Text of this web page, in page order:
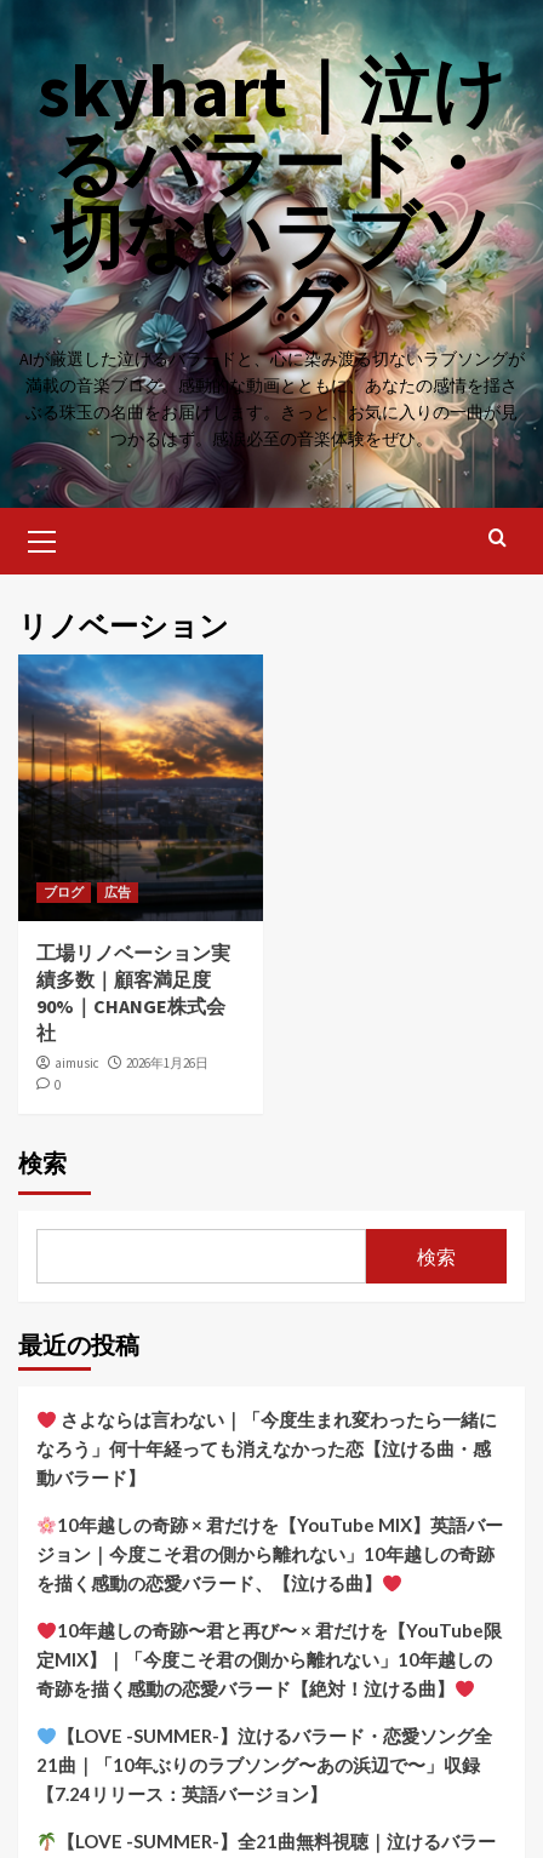
contentskyhart｜泣け
るバラード・
切ないラブソ
ング
AIが厳選した泣けるバラードと、心に染み渡る切ないラブソングが
満載の音楽ブログ。感動的な動画とともに、あなたの感情を揺さ
ぶる珠玉の名曲をお届けします。きっと、お気に入りの一曲が見
つかるはず。感涙必至の音楽体験をぜひ。
Menu
リノベーション
ブログ 広告
工場リノベーション実
績多数｜顧客満足度
90%｜CHANGE株式会
社
aimusic
2026年1月26日
0
検索
検索
最近の投稿
さよならは言わない｜「今度生まれ変わったら一緒に
なろう」何十年経っても消えなかった恋【泣ける曲・感
動バラード】
10年越しの奇跡 × 君だけを【YouTube MIX】英語バー
ジョン｜今度こそ君の側から離れない」10年越しの奇跡
を描く感動の恋愛バラード、【泣ける曲】
10年越しの奇跡〜君と再び〜 × 君だけを【YouTube限
定MIX】｜「今度こそ君の側から離れない」10年越しの
奇跡を描く感動の恋愛バラード【絶対！泣ける曲】
【LOVE -SUMMER-】泣けるバラード・恋愛ソング全
21曲｜「10年ぶりのラブソング〜あの浜辺で〜」収録
【7.24リリース：英語バージョン】
【LOVE -SUMMER-】全21曲無料視聴｜泣けるバラー